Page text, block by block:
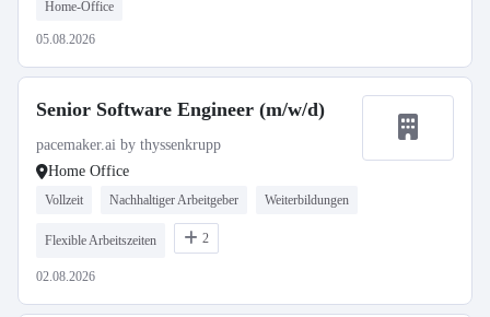
Home-Office
05.08.2026
Senior Software Engineer (m/w/d)
pacemaker.ai by thyssenkrupp
Home Office
Vollzeit Nachhaltiger Arbeitgeber Weiterbildungen
Flexible Arbeitszeiten 2
02.08.2026